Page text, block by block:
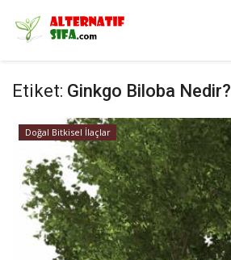
Etiket: Ginkgo Biloba Nedir?
Doğal Bitkisel İlaçlar